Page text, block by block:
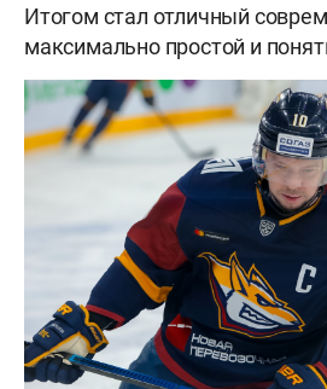
Итогом стал отличный
максимально простой и